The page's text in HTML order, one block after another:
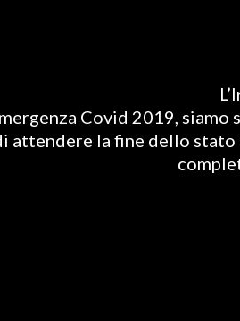
Covid 2019,
attendere la fine dello